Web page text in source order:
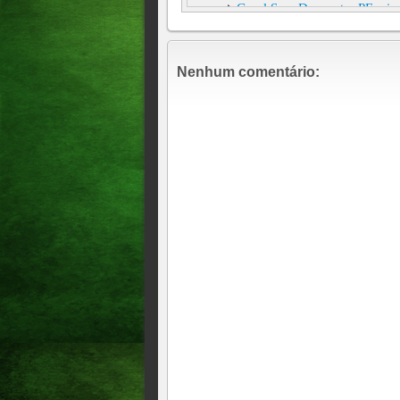
Geral Sem Desconto: PF
Willer Tomaz
Mega-Sena, que teve o
Nenhum comentário: